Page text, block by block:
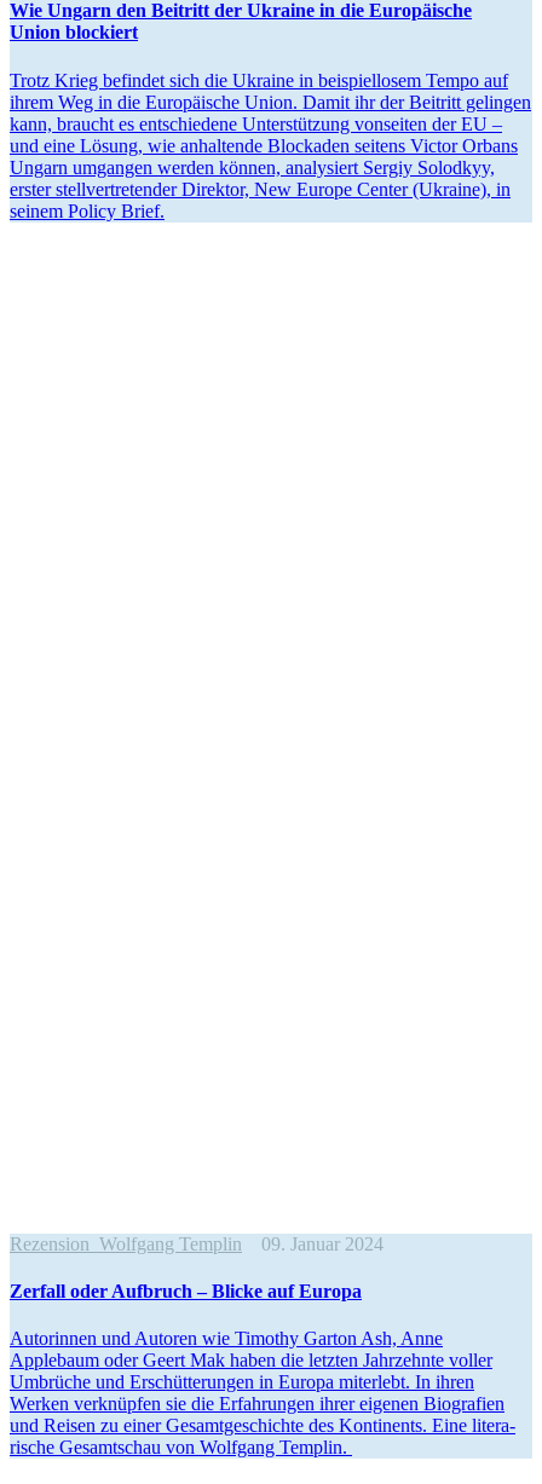
Wie Ungarn den Beitritt der Ukraine in die Europäische
Union blockiert
Trotz Krieg befindet sich die Ukraine in beispiel­losem Tempo auf
ihrem Weg in die Europäische Union. Damit ihr der Beitritt gelingen
kann, braucht es entschiedene Unter­stützung vonseiten der EU –
und eine Lösung, wie anhal­tende Blockaden seitens Victor Orbans
Ungarn umgangen werden können, analy­siert Sergiy Solodkyy,
erster stell­ver­tre­tender Direktor, New Europe Center (Ukraine), in
seinem Policy Brief.
Rezension Wolfgang Templin 09. Januar 2024
Zerfall oder Aufbruch – Blicke auf Europa
Autorinnen und Autoren wie Timothy Garton Ash, Anne
Applebaum oder Geert Mak haben die letzten Jahrzehnte voller
Umbrüche und Erschüt­te­rungen in Europa miterlebt. In ihren
Werken verknüpfen sie die Erfah­rungen ihrer eigenen Biografien
und Reisen zu einer Gesamt­ge­schichte des Konti­nents. Eine litera­
rische Gesamt­schau von Wolfgang Templin.